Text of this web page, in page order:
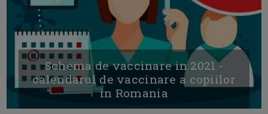
Schema de vaccinare in 2021 -
calendarul de vaccinare a copiilor
in Romania